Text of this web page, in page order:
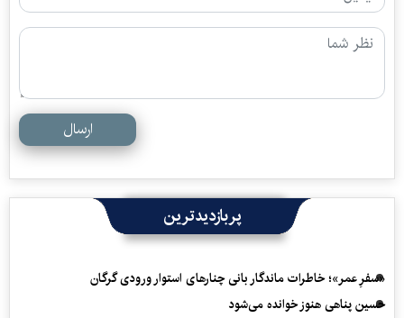
ارسال
پربازدیدترین
«سفرِ عمر»؛ خاطرات ماندگار بانی چنارهای استوار ورودی گرگان
حسین پناهی هنوز خوانده می‌شود